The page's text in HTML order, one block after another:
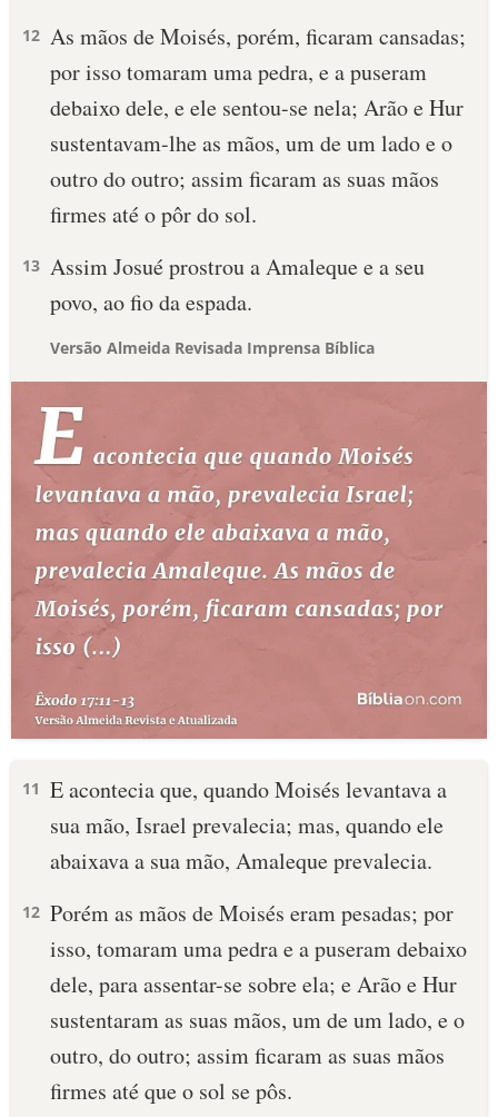
12 As mãos de Moisés, porém, ficaram cansadas;
por isso tomaram uma pedra, e a puseram
debaixo dele, e ele sentou-se nela; Arão e Hur
sustentavam-lhe as mãos, um de um lado e o
outro do outro; assim ficaram as suas mãos
firmes até o pôr do sol.
13 Assim Josué prostrou a Amaleque e a seu
povo, ao fio da espada.
Versão Almeida Revisada Imprensa Bíblica
11 E acontecia que, quando Moisés levantava a
sua mão, Israel prevalecia; mas, quando ele
abaixava a sua mão, Amaleque prevalecia.
12 Porém as mãos de Moisés eram pesadas; por
isso, tomaram uma pedra e a puseram debaixo
dele, para assentar-se sobre ela; e Arão e Hur
sustentaram as suas mãos, um de um lado, e o
outro, do outro; assim ficaram as suas mãos
firmes até que o sol se pôs.